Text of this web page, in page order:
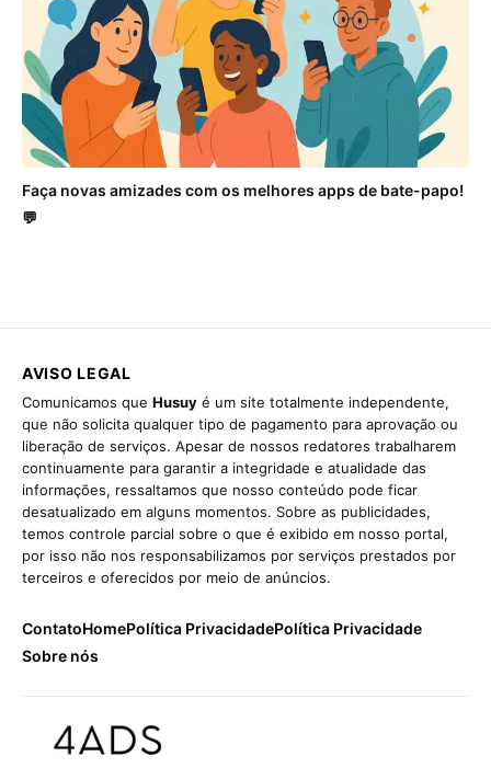
Faça novas amizades com os melhores apps de bate-papo!
💬
AVISO LEGAL
Comunicamos que Husuy é um site totalmente independente,
que não solicita qualquer tipo de pagamento para aprovação ou
liberação de serviços. Apesar de nossos redatores trabalharem
continuamente para garantir a integridade e atualidade das
informações, ressaltamos que nosso conteúdo pode ficar
desatualizado em alguns momentos. Sobre as publicidades,
temos controle parcial sobre o que é exibido em nosso portal,
por isso não nos responsabilizamos por serviços prestados por
terceiros e oferecidos por meio de anúncios.
ContatoHomePolítica PrivacidadePolítica Privacidade
Sobre nós